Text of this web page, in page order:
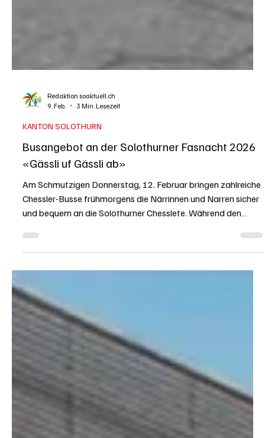
9. Feb.
3 Min. Lesezeit
KANTON SOLOTHURN
Busangebot an der Solothurner Fasnacht 2026
«Gässli uf Gässli ab»
Am Schmutzigen Donnerstag, 12. Februar bringen zahlreiche
Chessler-Busse frühmorgens die Närrinnen und Narren sicher
und bequem an die Solothurner Chesslete. Während den
verschiedenen Fasnachtsumzügen in Solothurn am 15. und
17. Februar, in Luterbach am 12. Februar und in Biberist am
15. Februar kommt es zu Strassensperrungen mit
Busumleitungen und nicht bedienten Bushaltestellen.
Busbetrieb Solothurn Grenchen und Umgebung AG